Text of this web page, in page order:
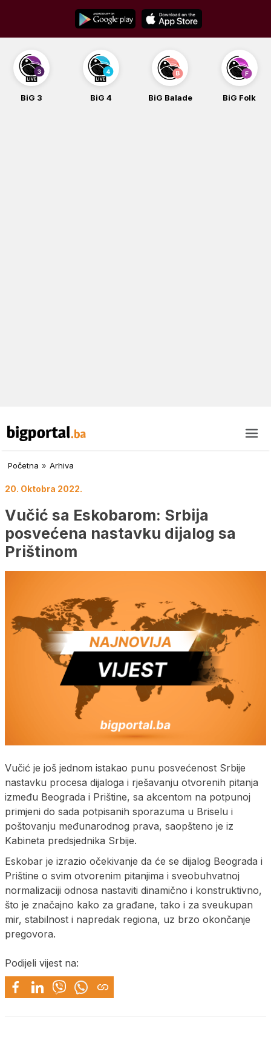
content
BiG 3 BiG 4 BiG Balade BiG Folk
Početna » Arhiva
20. Oktobra 2022.
Vučić sa Eskobarom: Srbija
posvećena nastavku dijalog sa
Prištinom
Vučić je još jednom istakao punu posvećenost Srbije
nastavku procesa dijaloga i rješavanju otvorenih pitanja
između Beograda i Prištine, sa akcentom na potpunoj
primjeni do sada potpisanih sporazuma u Briselu i
poštovanju međunarodnog prava, saopšteno je iz
Kabineta predsjednika Srbije.
Eskobar je izrazio očekivanje da će se dijalog Beograda i
Prištine o svim otvorenim pitanjima i sveobuhvatnoj
normalizaciji odnosa nastaviti dinamično i konstruktivno,
što je značajno kako za građane, tako i za sveukupan
mir, stabilnost i napredak regiona, uz brzo okončanje
pregovora.
Podijeli vijest na: